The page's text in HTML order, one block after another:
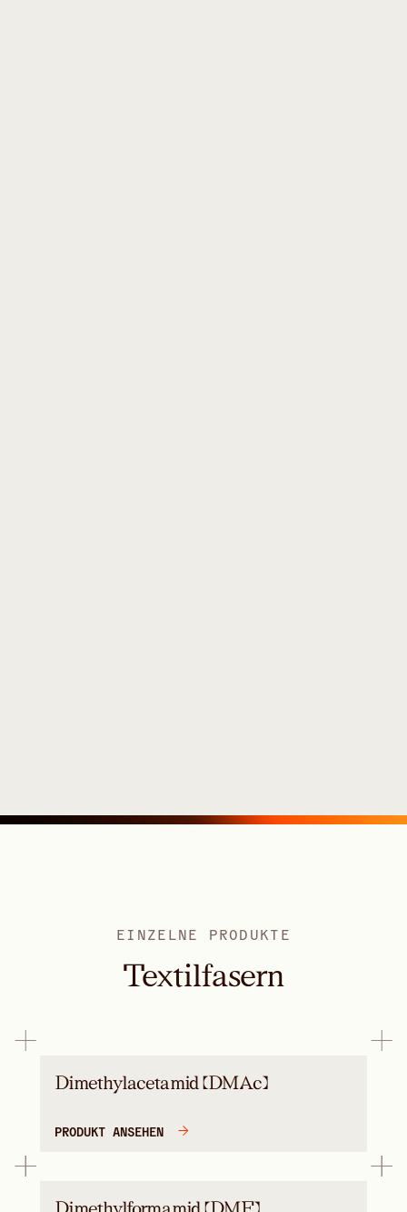
EINZELNE PRODUKTE
Textilfasern
Dimethylacetamid (DMAc)
PRODUKT ANSEHEN